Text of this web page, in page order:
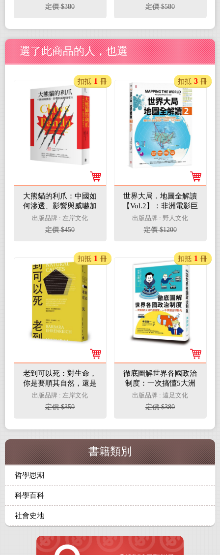
定價 $380
定價 $580
選了此商品的人，也選
大熊貓的利爪：中國如
何滲透、影響與威嚇加
拿大
出版品牌 : 左岸文化
定價 $450
扣抵 1 冊
世界大局．地圖全解讀
【Vol.2】：非洲電影巨
頭「奈萊塢」？加州會
脫離美國嗎？耶路撒冷
考古學變武器？昆蟲將
出版品牌 : 野人文化
定價 $1200
扣抵 3 冊
老到可以死：對生命，
你是要順其自然，還是
控制到死？
出版品牌 : 左岸文化
定價 $350
扣抵 1 冊
徹底圖解世界各國政治
制度：一次搞懂5大洲
23個國家，一手掌握全
球動向
出版品牌 : 遠足文化
定價 $380
扣抵 1 冊
書籍類別
哲學思潮
科學百科
社會史地